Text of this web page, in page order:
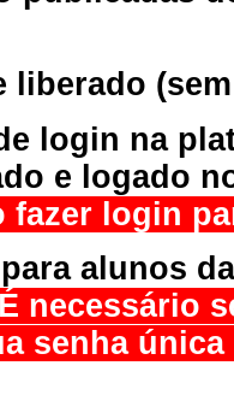
liberado
login na
e logado
fazer login
alunos
necessário
senha